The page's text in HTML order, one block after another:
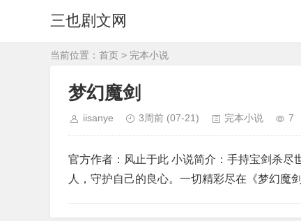
三也剧文网
当前位置： 首页 > 完本小说
梦幻魔剑
iisanye 3周前 (07-21) 完本小说 7
官方作者：风止于此 小说简介：手持宝剑杀
人，守护自己的良心。一切精彩尽在《梦幻魔